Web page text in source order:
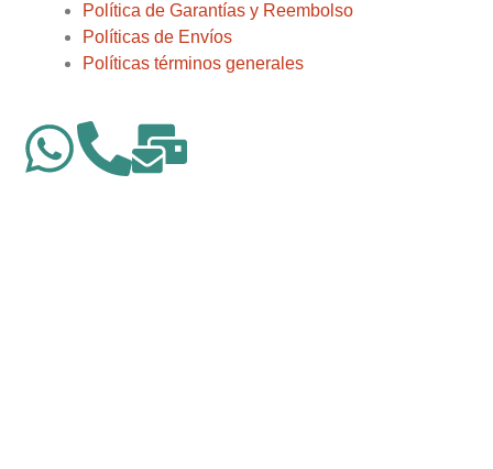
Política de Garantías y Reembolso
Políticas de Envíos
Políticas términos generales